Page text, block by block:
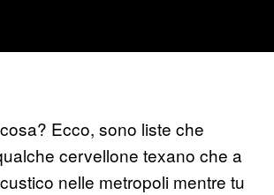
Ecco, sono liste che
cervellone texano che a
nelle metropoli mentre tu